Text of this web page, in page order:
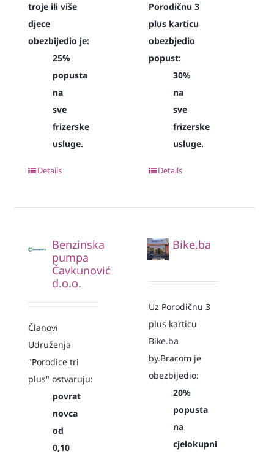
troje ili više
djece
obezbijedio je:
25%
popusta
na
sve
frizerske
usluge.
Details
Porodičnu 3
plus karticu
obezbjedio
popust:
30%
na
sve
frizerske
usluge.
Details
Benzinska
pumpa
Čavkunović
d.o.o.
Članovi
Udruženja
"Porodice tri
plus" ostvaruju:
povrat
novca
od
0,10
Bike.ba
Uz Porodičnu 3
plus karticu
Bike.ba
by.Bracom je
obezbijedio:
20%
popusta
na
cjelokupni